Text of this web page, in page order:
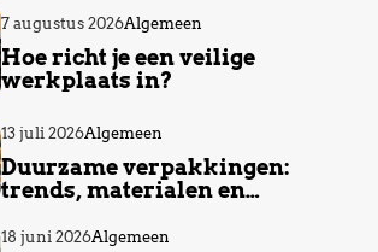
7 augustus 2026Algemeen
Hoe richt je een veilige
werkplaats in?
13 juli 2026Algemeen
Duurzame verpakkingen:
trends, materialen en
18 juni 2026Algemeen